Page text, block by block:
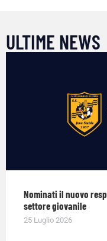
ULTIME NEWS
Nominati il nuovo
settore giovanile
25 Luglio 2026